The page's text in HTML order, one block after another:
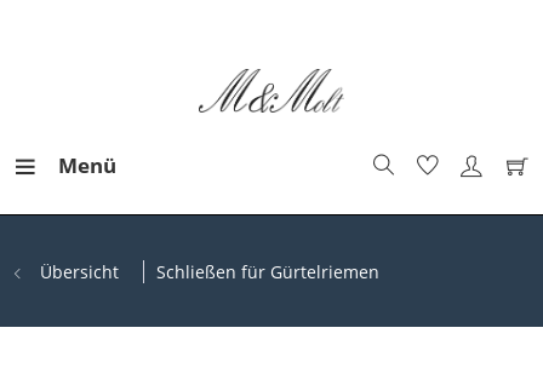
Menü
Übersicht Schließen für Gürtelriemen